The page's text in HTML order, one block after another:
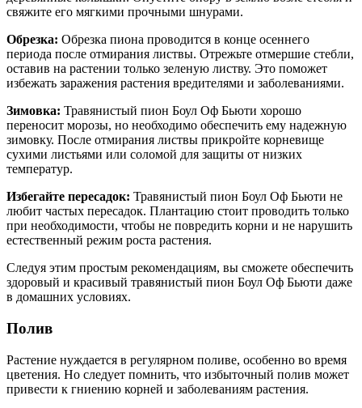
свяжите его мягкими прочными шнурами.
Обрезка: Обрезка пиона проводится в конце осеннего
периода после отмирания листвы. Отрежьте отмершие стебли,
оставив на растении только зеленую листву. Это поможет
избежать заражения растения вредителями и заболеваниями.
Зимовка: Травянистый пион Боул Оф Бьюти хорошо
переносит морозы, но необходимо обеспечить ему надежную
зимовку. После отмирания листвы прикройте корневище
сухими листьями или соломой для защиты от низких
температур.
Избегайте пересадок: Травянистый пион Боул Оф Бьюти не
любит частых пересадок. Плантацию стоит проводить только
при необходимости, чтобы не повредить корни и не нарушить
естественный режим роста растения.
Следуя этим простым рекомендациям, вы сможете обеспечить
здоровый и красивый травянистый пион Боул Оф Бьюти даже
в домашних условиях.
Полив
Растение нуждается в регулярном поливе, особенно во время
цветения. Но следует помнить, что избыточный полив может
привести к гниению корней и заболеваниям растения.